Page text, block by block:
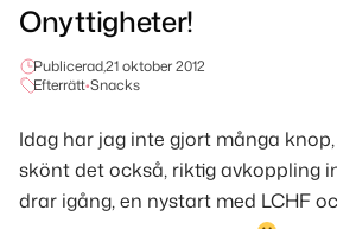
Onyttigheter!
Publicerad,21 oktober 2012
Efterrätt•Snacks
Idag har jag inte gjort många
skönt det också, riktig avkoppling
drar igång, en nystart med LCHF